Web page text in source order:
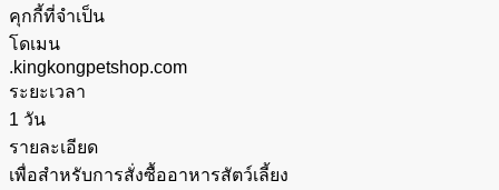
คุกกี้ที่จำเป็น
โดเมน
.kingkongpetshop.com
ระยะเวลา
1 วัน
รายละเอียด
เพื่อสำหรับการสั่งซื้ออาหารสัตว์เลี้ยง